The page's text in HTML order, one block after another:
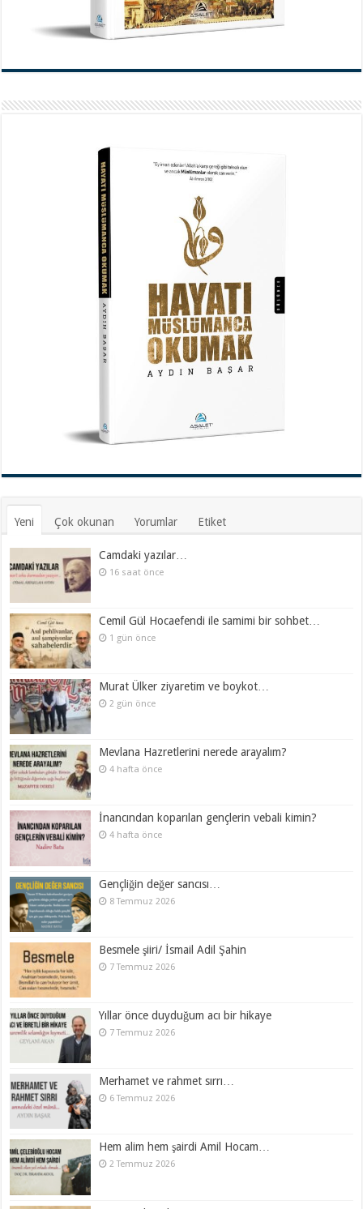
Yeni Çok okunan Yorumlar Etiket
Camdaki yazılar…
16 saat önce
Cemil Gül Hocaefendi ile samimi bir sohbet…
1 gün önce
Murat Ülker ziyaretim ve boykot…
2 gün önce
Mevlana Hazretlerini nerede arayalım?
4 hafta önce
İnancından koparılan gençlerin vebali kimin?
4 hafta önce
Gençliğin değer sancısı…
8 Temmuz 2026
Besmele şiiri/ İsmail Adil Şahin
7 Temmuz 2026
Yıllar önce duyduğum acı bir hikaye
7 Temmuz 2026
Merhamet ve rahmet sırrı…
6 Temmuz 2026
Hem alim hem şairdi Amil Hocam…
2 Temmuz 2026